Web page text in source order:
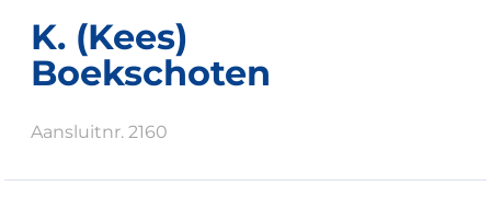
K. (Kees)
Boekschoten
Aansluitnr. 2160